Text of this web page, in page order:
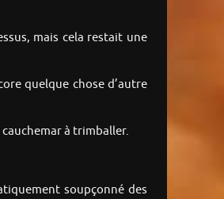
mais cela restait une
quelque chose d’autre
à trimballer.
soupçonné des